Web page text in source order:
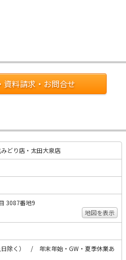
料請求・お問合せ
どり店・太田大泉店
3087番地9
地図を表示
日除く） / 年末年始・GW・夏季休業あ